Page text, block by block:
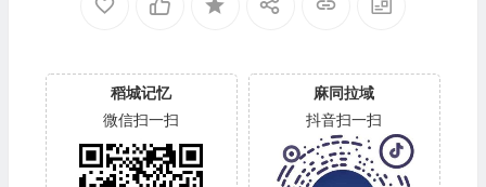
稻城记忆
微信扫一扫
麻同拉域
抖音扫一扫